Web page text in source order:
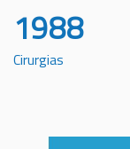
1988
Cirurgias